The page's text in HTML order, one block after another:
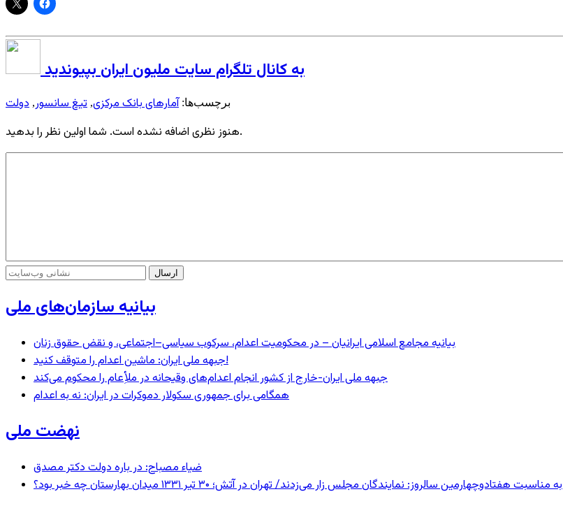
به کانال تلگرام سایت ملیون ایران بپیوندید
برچسب‌ها:آمارهای بانک مرکزی, تیغ سانسور, دولت
هنوز نظری اضافه نشده است. شما اولین نظر را بدهید.
بیانیه سازمان‌های ملی
بیانیه مجامع اسلامی ایرانیان – در محکومیت اعدام، سرکوب سیاسی–اجتماعی، و نقض حقوق زنان
جبهه ملی ایران: ماشین اعدام را متوقف کنید!
جبهه ملی ایران-خارج از کشور انجام اعدام‌های وقیحانه در ملأِعام را محکوم می‌کند
همگامی برای جمهوری سکولار دموکرات در ایران: نه به اعدام
نهضت ملی
ضیاء مصباح: در باره دولت دکتر مصدق
به مناسبت هفتادوچهارمین سالروز: نمایندگان مجلس زار می‌زدند/ تهران در آتش؛ ۳۰ تیر ۱۳۳۱ میدان بهارستان چه خبر بود؟